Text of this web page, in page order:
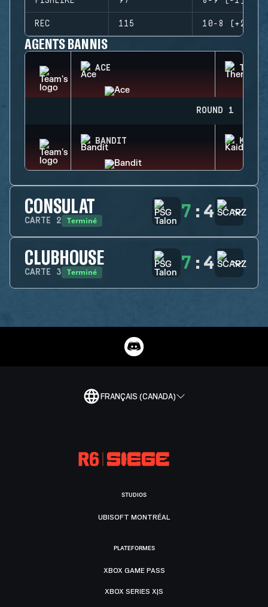
REC 115 10-8 (+2)
AGENTS BANNIS
ACE
ROUND 1
BANDIT KAID
CONSULAT
CARTE 2 Terminé 7 : 4
CLUBHOUSE
CARTE 3 Terminé 7 : 4
FRANÇAIS (CANADA)
STUDIOS
UBISOFT MONTRÉAL
PLATEFORMES
XBOX GAME PASS
XBOX SERIES X|S